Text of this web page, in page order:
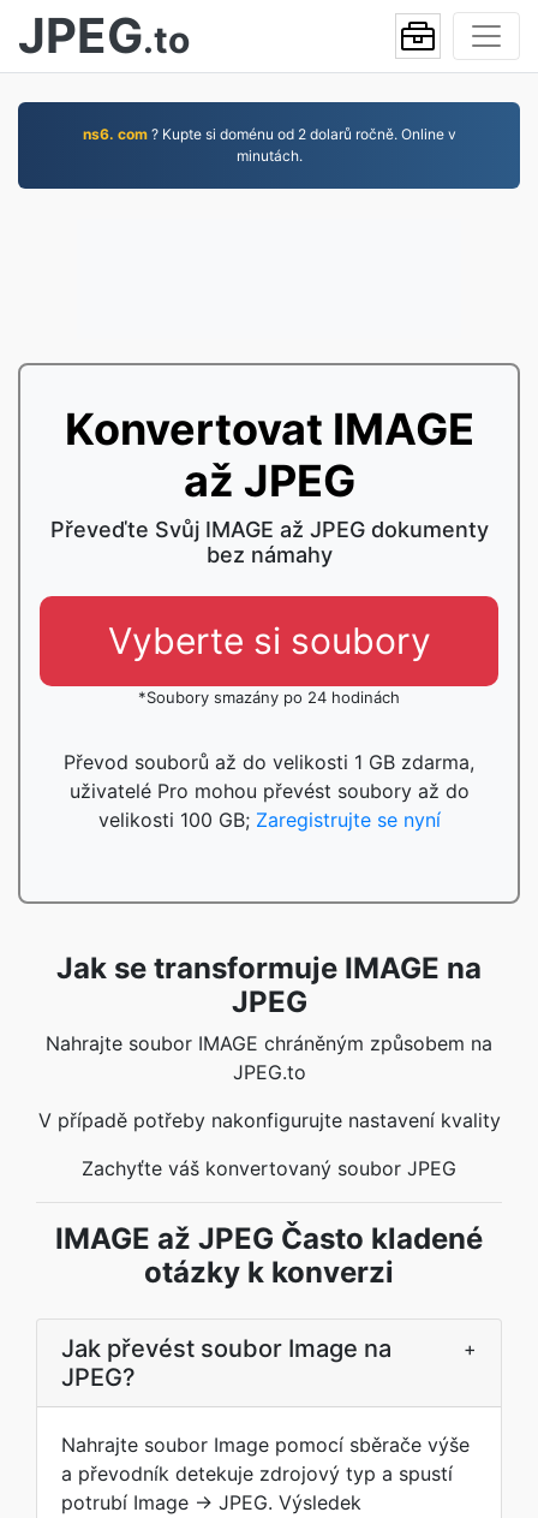
JPEG.to
ns6. com? Kupte si doménu od 2 dolarů ročně. Online v
minutách.
Konvertovat IMAGE
až JPEG
Převeďte Svůj IMAGE až JPEG dokumenty
bez námahy
Vyberte si soubory
*Soubory smazány po 24 hodinách
Převod souborů až do velikosti 1 GB zdarma,
uživatelé Pro mohou převést soubory až do
velikosti 100 GB; Zaregistrujte se nyní
Jak se transformuje IMAGE na
JPEG
Nahrajte soubor IMAGE chráněným způsobem na
JPEG.to
V případě potřeby nakonfigurujte nastavení kvality
Zachyťte váš konvertovaný soubor JPEG
IMAGE až JPEG Často kladené
otázky k konverzi
Jak převést soubor Image na
JPEG?
+
Nahrajte soubor Image pomocí sběrače výše
a převodník detekuje zdrojový typ a spustí
potrubí Image → JPEG. Výsledek